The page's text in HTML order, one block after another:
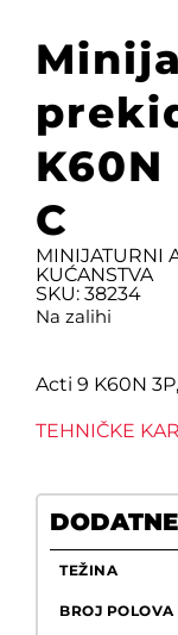
K60N
C
MINIJATURNI
KUĆANSTVA
SKU: 38234
Na zalihi
Acti 9 K60N
TEHNIČKE
TEŽINA
BROJ POLOVA